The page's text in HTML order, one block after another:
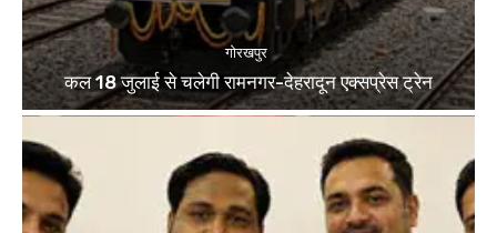
गोरखपुर
कल 18 जुलाई से चलेगी रामनगर-देहरादून एक्सप्रेस ट्रेन